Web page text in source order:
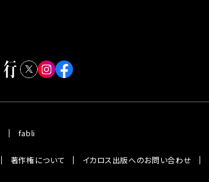
fabli
著作権について イカロス出版へのお問い合わせ